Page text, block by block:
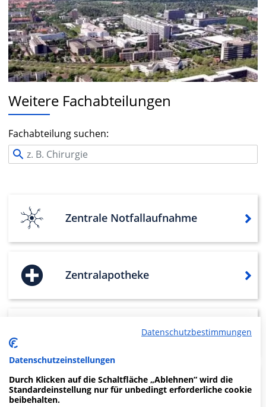
Weitere Fachabteilungen
Fachabteilung suchen:
Zentrale Notfallaufnahme
Zentralapotheke
Klinik für Urologie und
Urologische Onkologie
Klinik für Unfallchirurgie
Datenschutzbestimmungen
Datenschutzeinstellungen
Durch Klicken auf die Schaltfläche „Ablehnen“ wird die
Standardeinstellung nur für unbedingt erforderliche cookie
beibehalten.